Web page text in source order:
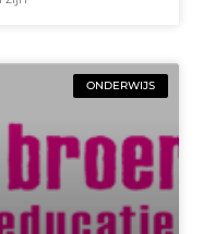
ONDERWIJS